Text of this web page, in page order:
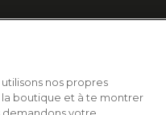
nos propres
boutique et à te montrer